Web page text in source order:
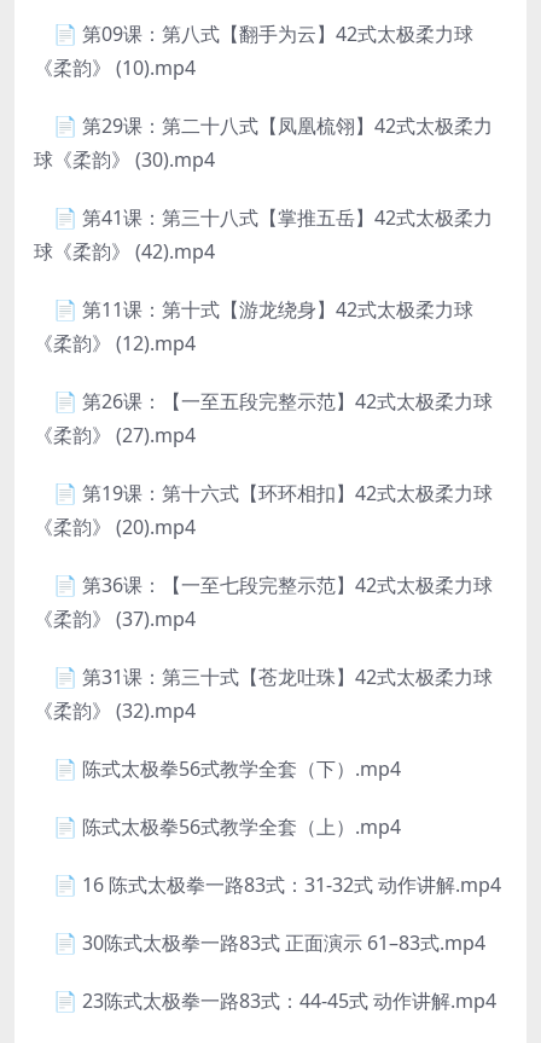
📄 第09课：第八式【翻手为云】42式太极柔力球
《柔韵》 (10).mp4
📄 第29课：第二十八式【凤凰梳翎】42式太极柔力
球《柔韵》 (30).mp4
📄 第41课：第三十八式【掌推五岳】42式太极柔力
球《柔韵》 (42).mp4
📄 第11课：第十式【游龙绕身】42式太极柔力球
《柔韵》 (12).mp4
📄 第26课：【一至五段完整示范】42式太极柔力球
《柔韵》 (27).mp4
📄 第19课：第十六式【环环相扣】42式太极柔力球
《柔韵》 (20).mp4
📄 第36课：【一至七段完整示范】42式太极柔力球
《柔韵》 (37).mp4
📄 第31课：第三十式【苍龙吐珠】42式太极柔力球
《柔韵》 (32).mp4
📄 陈式太极拳56式教学全套（下）.mp4
📄 陈式太极拳56式教学全套（上）.mp4
📄 16 陈式太极拳一路83式：31-32式 动作讲解.mp4
📄 30陈式太极拳一路83式 正面演示 61–83式.mp4
📄 23陈式太极拳一路83式：44-45式 动作讲解.mp4